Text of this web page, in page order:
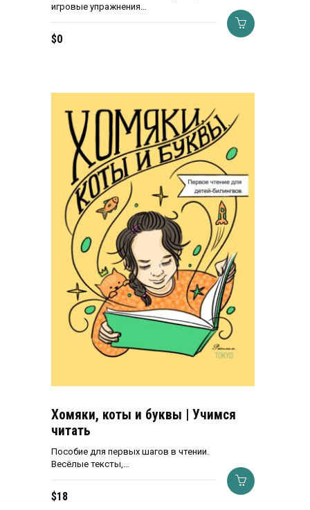
игровые упражнения…
$0
Хомяки, коты и буквы | Учимся
читать
Пособие для первых шагов в чтении.
Весёлые тексты,…
$18